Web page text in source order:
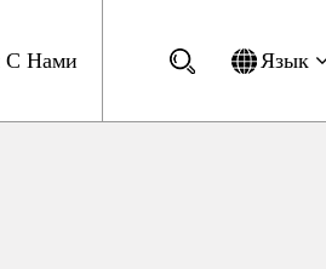
С Нами Язык